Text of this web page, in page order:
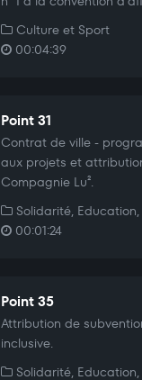
Culture et Sport
00:04:39
Point 31
Contrat de ville -
aux projets et
Compagnie Lu².
Solidarité,
00:01:24
Point 35
Attribution de
inclusive.
Solidarité,